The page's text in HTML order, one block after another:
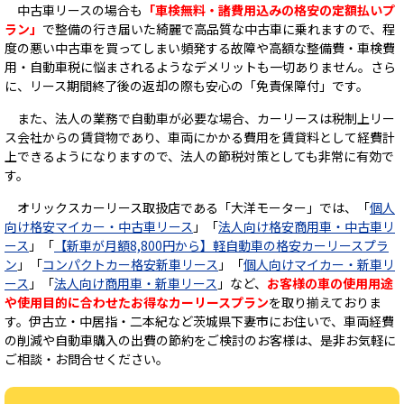
中古車リースの場合も 「車検無料・諸費用込みの格安の定額払いプ
ラン」 で整備の行き届いた綺麗で高品質な中古車に乗れますので、程
度の悪い中古車を買ってしまい頻発する故障や高額な整備費・車検費
用・自動車税に悩まされるようなデメリットも一切ありません。さら
に、リース期間終了後の返却の際も安心の「免責保障付」です。
また、法人の業務で自動車が必要な場合、カーリースは税制上リー
ス会社からの賃貸物であり、車両にかかる費用を賃貸料として経費計
上できるようになりますので、法人の節税対策としても非常に有効で
す。
オリックスカーリース取扱店である「大洋モーター」では、「個人
向け格安マイカー・中古車リース 」「法人向け格安商用車・中古車リ
ース 」「 【新車が月額8,800円から】軽自動車の格安カーリースプラ
ン 」「コンパクトカー格安新車リース 」「個人向けマイカー・新車リ
ース 」「法人向け商用車・新車リース 」など、 お客様の車の使用用途
や使用目的に合わせたお得なカーリースプランを取り揃えておりま
す。伊古立・中居指・二本紀など茨城県下妻市にお住いで、車両経費
の削減や自動車購入の出費の節約をご検討のお客様は、是非お気軽に
ご相談・お問合せください。